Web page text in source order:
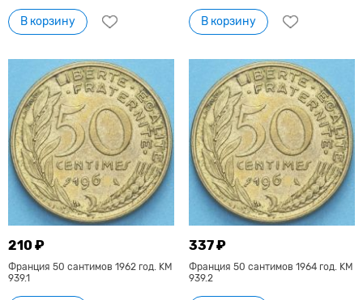
В корзину В корзину
210 ₽
Франция 50 сантимов 1962 год. KM
939.1
337 ₽
Франция 50 сантимов 1964 год. KM
939.2